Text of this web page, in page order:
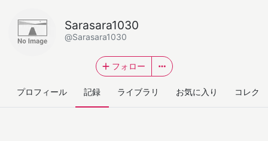
Sarasara1030
@Sarasara1030
フォロー
プロフィール 記録 ライブラリ お気に入り コレク